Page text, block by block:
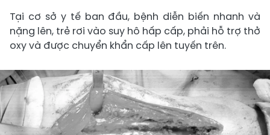
Tại cơ sở y tế ban đầu, bệnh diễn biến nhanh và
nặng lên, trẻ rơi vào suy hô hấp cấp, phải hỗ trợ thở
oxy và được chuyển khẩn cấp lên tuyến trên.